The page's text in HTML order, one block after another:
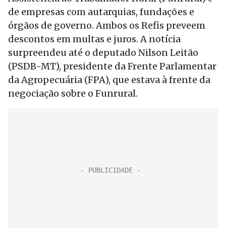
de empresas com autarquias, fundações e
órgãos de governo. Ambos os Refis preveem
descontos em multas e juros. A notícia
surpreendeu até o deputado Nilson Leitão
(PSDB-MT), presidente da Frente Parlamentar
da Agropecuária (FPA), que estava à frente da
negociação sobre o Funrural.